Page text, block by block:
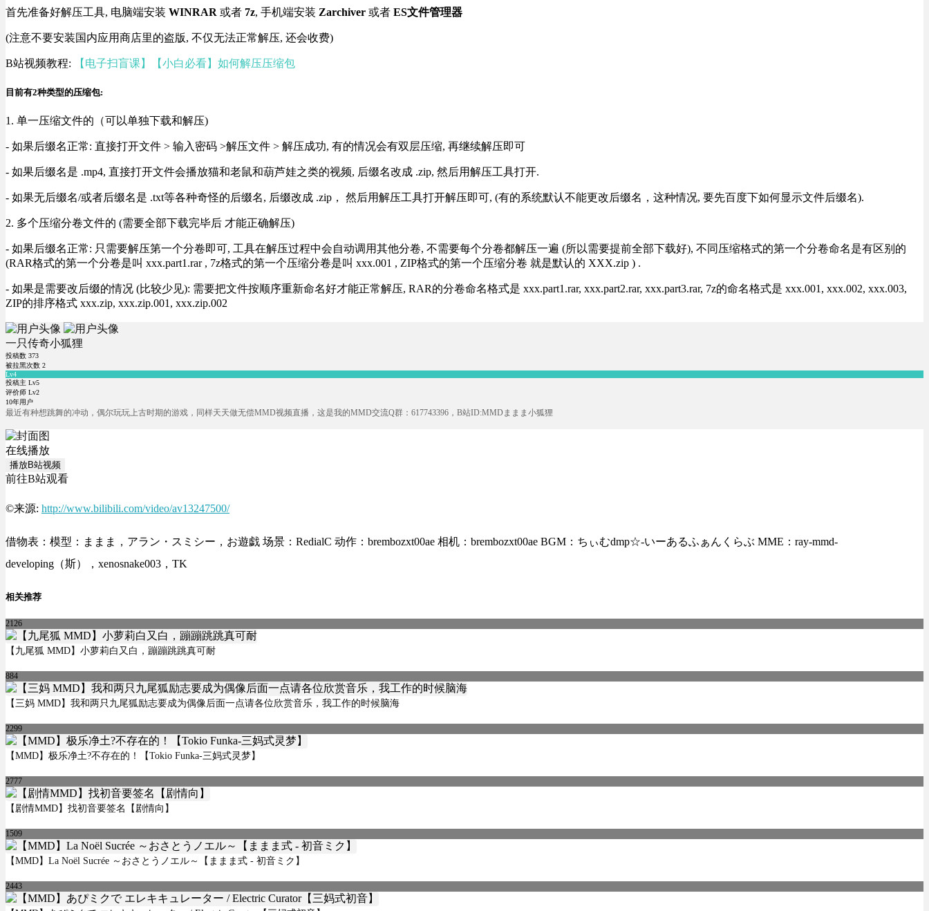
首先准备好解压工具, 电脑端安装 WINRAR 或者 7z, 手机端安装 Zarchiver 或者 ES文件管理器
(注意不要安装国内应用商店里的盗版, 不仅无法正常解压, 还会收费)
B站视频教程: 【电子扫盲课】【小白必看】如何解压压缩包
目前有2种类型的压缩包:
1. 单一压缩文件的（可以单独下载和解压)
- 如果后缀名正常: 直接打开文件 > 输入密码 >解压文件 > 解压成功, 有的情况会有双层压缩, 再继续解压即可
- 如果后缀名是 .mp4, 直接打开文件会播放猫和老鼠和葫芦娃之类的视频, 后缀名改成 .zip, 然后用解压工具打开.
- 如果无后缀名/或者后缀名是 .txt等各种奇怪的后缀名, 后缀改成 .zip， 然后用解压工具打开解压即可, (有的系统默认不能更改后缀名，这种情况, 要先百度下如何显示文件后缀名).
2. 多个压缩分卷文件的 (需要全部下载完毕后 才能正确解压)
- 如果后缀名正常: 只需要解压第一个分卷即可, 工具在解压过程中会自动调用其他分卷, 不需要每个分卷都解压一遍 (所以需要提前全部下载好), 不同压缩格式的第一个分卷命名是有区别的
(RAR格式的第一个分卷是叫 xxx.part1.rar , 7z格式的第一个压缩分卷是叫 xxx.001 , ZIP格式的第一个压缩分卷 就是默认的 XXX.zip ) .
- 如果是需要改后缀的情况 (比较少见): 需要把文件按顺序重新命名好才能正常解压, RAR的分卷命名格式是 xxx.part1.rar, xxx.part2.rar, xxx.part3.rar, 7z的命名格式是 xxx.001, xxx.002, xxx.003,
ZIP的排序格式 xxx.zip, xxx.zip.001, xxx.zip.002
一只传奇小狐狸
投稿数 373
被拉黑次数 2
Lv4
投稿主 Lv5
评价师 Lv2
10年用户
最近有种想跳舞的冲动，偶尔玩玩上古时期的游戏，同样天天做无偿MMD视频直播，这是我的MMD交流Q群：617743396，B站ID:MMDままま小狐狸
在线播放
播放B站视频
前往B站观看
©来源: http://www.bilibili.com/video/av13247500/
借物表：模型：ままま，アラン・スミシー，お遊戯 场景：RedialC 动作：brembozxt00ae 相机：brembozxt00ae BGM：ちぃむdmp☆-いーあるふぁんくらぶ MME：ray-mmd-
developing（斯），xenosnake003，TK
相关推荐
2126
【九尾狐 MMD】小萝莉白又白，蹦蹦跳跳真可耐
884
【三妈 MMD】我和两只九尾狐励志要成为偶像后面一点请各位欣赏音乐，我工作的时候脑海
2299
【MMD】极乐净土?不存在的！【Tokio Funka-三妈式灵梦】
2777
【剧情MMD】找初音要签名【剧情向】
1509
【MMD】La Noël Sucrée ～おさとうノエル～【ままま式 - 初音ミク】
2443